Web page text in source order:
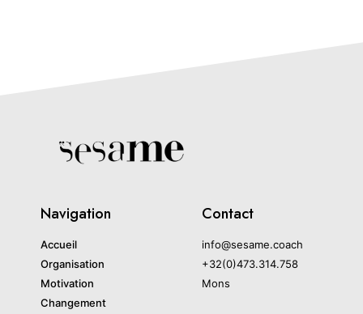
Navigation
Accueil
Organisation
Motivation
Changement
Contact
info@sesame.coach
+32(0)473.314.758
Mons